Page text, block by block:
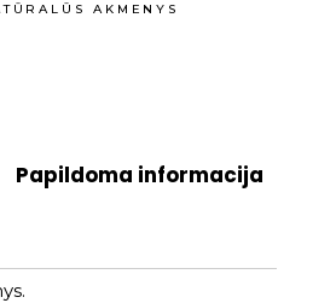
AKMENYS
Papildoma informacija